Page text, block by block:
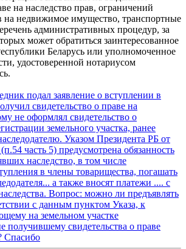
на наследство прав, ограничений
на недвижимое имущество, транспортные
административных процедур, за
может обратиться заинтересованное
Беларусь или уполномоченное
удостоверенной нотариусом
подал заявление о вступлении в
свидетельство о праве на
не оформлял свидетельство о
земельного участка, ранее
Указом Президента РБ от
часть 5) предусмотрена обязанность
наследство, в том числе
в члены товарищества, погашать
а также вносят платежи .... с
Вопрос: можно ли предъявлять
с данным пунктом Указа, к
на земельном участке
получившему свидетельства о праве
Спасибо